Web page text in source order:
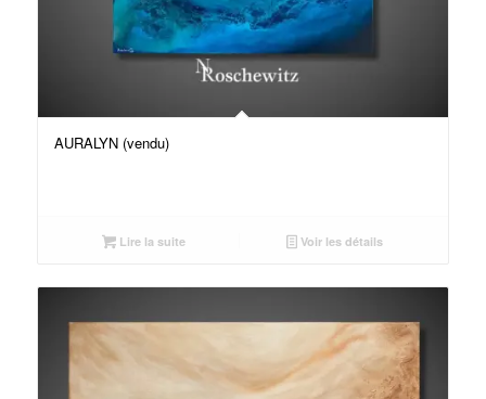
AURALYN (vendu)
Lire la suite Voir les détails